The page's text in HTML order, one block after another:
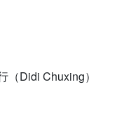
（Didi Chuxing）